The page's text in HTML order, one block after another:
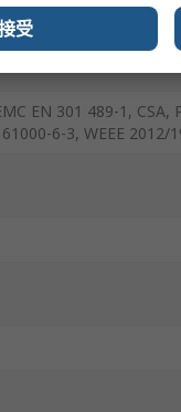
EN 301 489-1, CSA,
6-3, WEEE 2012/
受